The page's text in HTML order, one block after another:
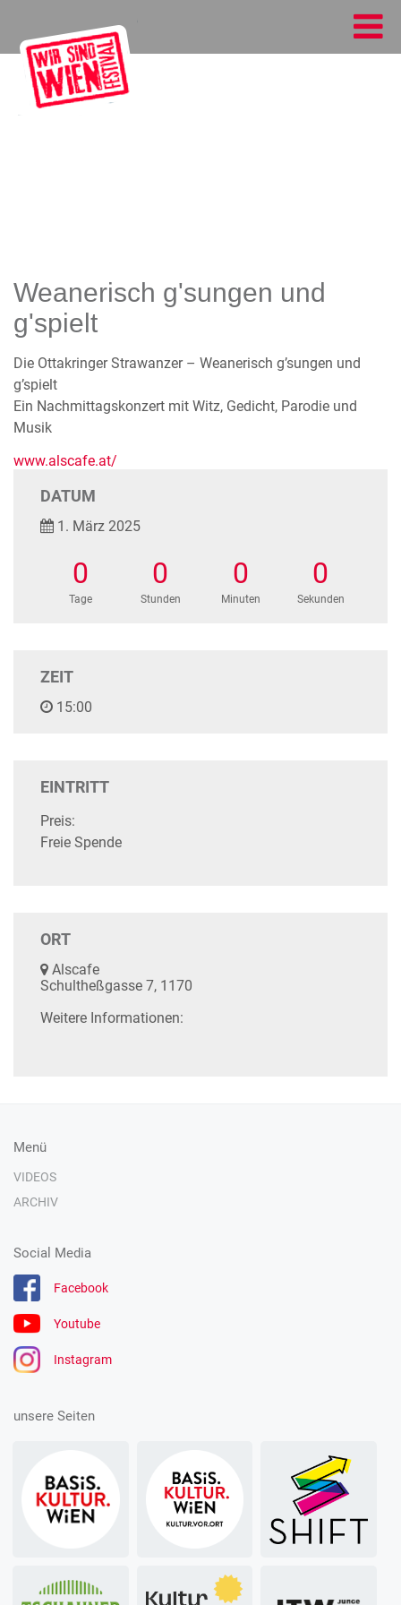
Weanerisch g'sungen und
g'spielt
Die Ottakringer Strawanzer – Weanerisch g’sungen und
g’spielt
Ein Nachmittagskonzert mit Witz, Gedicht, Parodie und
Musik
www.alscafe.at/
DATUM
1. März 2025
0
Tage
0
Stunden
0
Minuten
0
Sekunden
ZEIT
15:00
EINTRITT
Preis:
Freie Spende
ORT
Alscafe
Schultheßgasse 7, 1170
Weitere Informationen:
Menü
VIDEOS
ARCHIV
Social Media
Facebook
Youtube
Instagram
unsere Seiten